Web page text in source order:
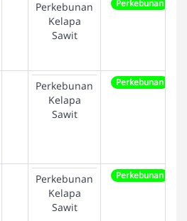
Perkebunan
Kelapa
Sawit
Perkebunan
Perkebunan
Kelapa
Sawit
Perkebunan
Perkebunan
Kelapa
Sawit
Perkebunan